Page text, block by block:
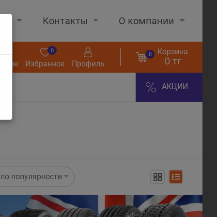
Контакты О компании
Избранное
0
Профиль
0 Корзина
0 тг
АКЦИИ
по популярности